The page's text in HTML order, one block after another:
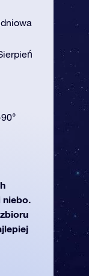
niebo.